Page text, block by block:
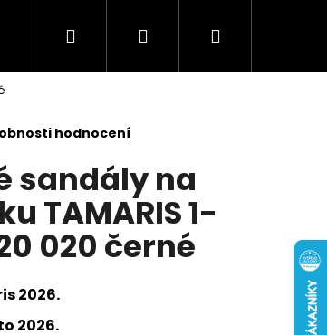
Rieker Výprodej AKCE týdne
Hledat PřihlášeníNákupní
hodnocení
sandály na
TAMARIS 1-
020 černé
2026.
2026.